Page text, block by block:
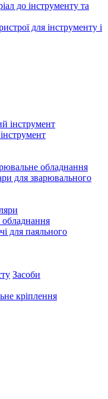
до інструменту та
для інструменту і
обладнання
для зварювального
для паяльного
Засоби
кріплення